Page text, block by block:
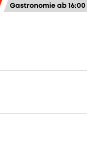
Gastronomie ab 16:00